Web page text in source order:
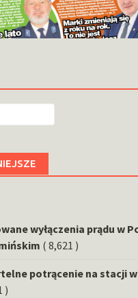
wyłączenia prądu w
( 8,621 )
potrącenie na stacji w
)